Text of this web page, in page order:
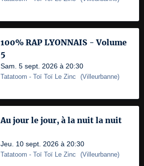
100% RAP LYONNAIS - Volume
5
Sam. 5 sept. 2026 à 20:30
Tatatoom - Toï Toï Le Zinc (Villeurbanne)
Au jour le jour, à la nuit la nuit
Jeu. 10 sept. 2026 à 20:30
Tatatoom - Toï Toï Le Zinc (Villeurbanne)